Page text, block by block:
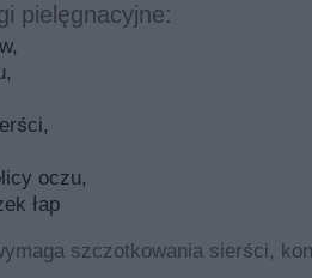
pielęgnacyjne:
oczu,
łap
szczotkowania sierści,